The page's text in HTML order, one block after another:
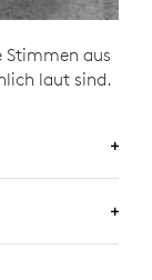
aus
laut sind.